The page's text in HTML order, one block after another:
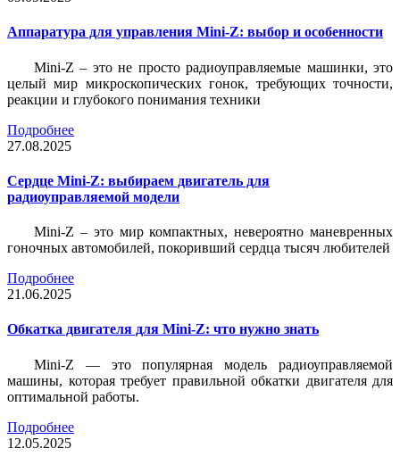
Аппаратура для управления Mini-Z: выбор и особенности
Mini-Z – это не просто радиоуправляемые машинки, это
целый мир микроскопических гонок, требующих точности,
реакции и глубокого понимания техники
Подробнее
27.08.2025
Сердце Mini-Z: выбираем двигатель для
радиоуправляемой модели
Mini-Z – это мир компактных, невероятно маневренных
гоночных автомобилей, покоривший сердца тысяч любителей
Подробнее
21.06.2025
Обкатка двигателя для Mini-Z: что нужно знать
Mini-Z — это популярная модель радиоуправляемой
машины, которая требует правильной обкатки двигателя для
оптимальной работы.
Подробнее
12.05.2025